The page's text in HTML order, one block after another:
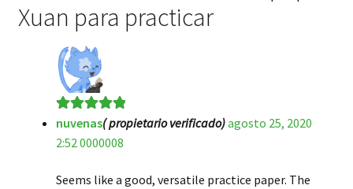
Xuan para practicar
Valorado en5
de 5
nuvenas( propietario verificado)agosto 25, 2020
2:52 0000008
Seems like a good, versatile practice paper. The